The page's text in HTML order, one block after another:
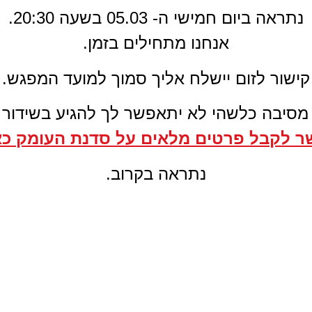
נתראה ביום חמישי ה- 05.03 בשעה 20:30.
אנחנו מתחילים בזמן.
קישור לזום יישלח אליך סמוך למועד המפגש.
כלשהי לא יתאפשר לך להגיע בשידור
לקבל פרטים מלאים על סדנת העומק
נתראה בקרוב.